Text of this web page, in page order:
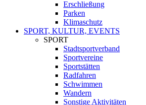
Erschließung
Parken
Klimaschutz
SPORT, KULTUR, EVENTS
SPORT
Stadtsportverband
Sportvereine
Sportstätten
Radfahren
Schwimmen
Wandern
Sonstige Aktivitäten